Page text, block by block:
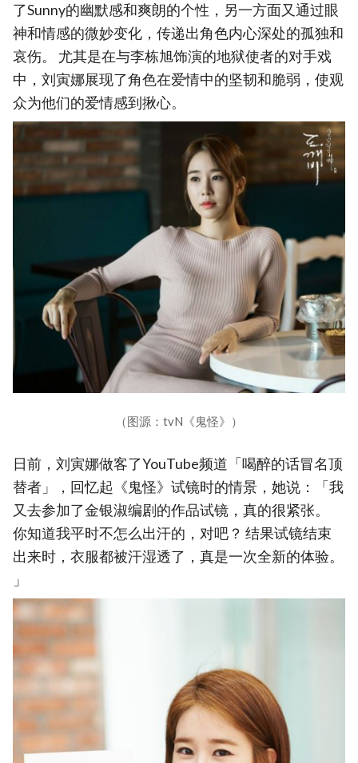
了Sunny的幽默感和爽朗的个性，另一方面又通过眼
神和情感的微妙变化，传递出角色内心深处的孤独和
哀伤。 尤其是在与李栋旭饰演的地狱使者的对手戏
中，刘寅娜展现了角色在爱情中的坚韧和脆弱，使观
众为他们的爱情感到揪心。
（图源：tvN《鬼怪》）
日前，刘寅娜做客了YouTube频道「喝醉的话冒名顶
替者」，回忆起《鬼怪》试镜时的情景，她说：「我
又去参加了金银淑编剧的作品试镜，真的很紧张。
你知道我平时不怎么出汗的，对吧？ 结果试镜结束
出来时，衣服都被汗湿透了，真是一次全新的体验。
」